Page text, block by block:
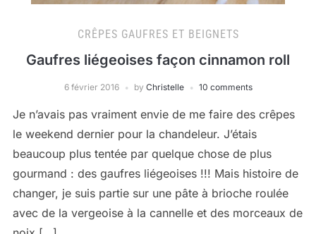
CRÊPES GAUFRES ET BEIGNETS
Gaufres liégeoises façon cinnamon roll
6 février 2016 by Christelle 10 comments
Je n’avais pas vraiment envie de me faire des crêpes
le weekend dernier pour la chandeleur. J’étais
beaucoup plus tentée par quelque chose de plus
gourmand : des gaufres liégeoises !!! Mais histoire de
changer, je suis partie sur une pâte à brioche roulée
avec de la vergeoise à la cannelle et des morceaux de